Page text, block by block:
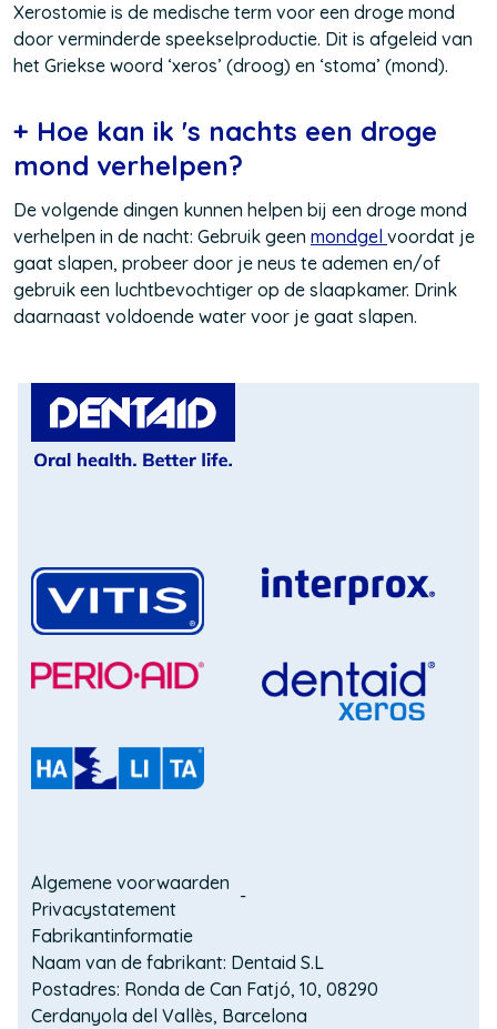
Xerostomie is de medische term voor een droge mond
door verminderde speekselproductie. Dit is afgeleid van
het Griekse woord ‘xeros’ (droog) en ‘stoma’ (mond).
+ Hoe kan ik 's nachts een droge
mond verhelpen?
De volgende dingen kunnen helpen bij een droge mond
verhelpen in de nacht: Gebruik geen mondgel voordat je
gaat slapen, probeer door je neus te ademen en/of
gebruik een luchtbevochtiger op de slaapkamer. Drink
daarnaast voldoende water voor je gaat slapen.
venster)
in
venster)
een
nieuw
een
nieuw
nieuw
venster)
Domain
menu
for
VITIS
Algemene voorwaarden
Privacystatement
Fabrikantinformatie
Naam van de fabrikant: Dentaid S.L
Postadres: Ronda de Can Fatjó, 10, 08290
Cerdanyola del Vallès, Barcelona